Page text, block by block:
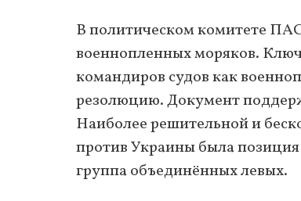
В политическом комитете
военнопленных моряков.
командиров судов как
резолюцию. Документ
Наиболее решительной и
против Украины была
группа объединённых левых.